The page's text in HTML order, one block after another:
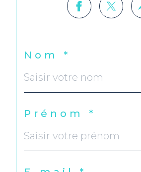
Nom *
Prénom *